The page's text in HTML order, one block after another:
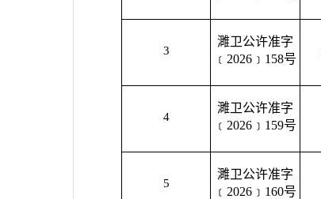
3
濉卫公许准字
﹝2026﹞158号
4
濉卫公许准字
﹝2026﹞159号
5
濉卫公许准字
﹝2026﹞160号